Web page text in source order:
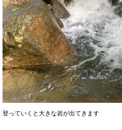
登っていくと大きな岩が出てきます